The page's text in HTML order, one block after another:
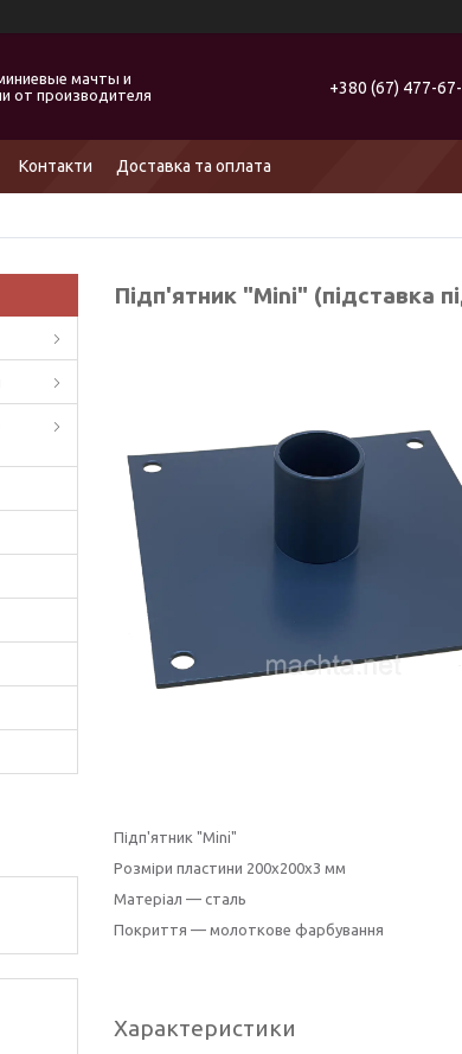
мачты и
от производителя
+380 (67) 477-
Контакти Доставка та оплата
Підп'ятник "Mini" (підставка
Підп'ятник "Mini"
Розміри пластини 200х200x3 мм
Матеріал — сталь
Покриття — молоткове фарбування
Характеристики